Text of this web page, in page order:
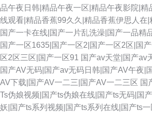
品午夜日韩|精品午夜一区|精品午夜影院|精
线观看|精品香蕉99久久|精品香蕉伊思人在|
国产一卡在线|国产一片乱洗澡|国产一品精
国产一区1635|国产一区2|国产一区2区|国
区2区三区|国产一区91 国产av天堂|国产av
国产AV无码|国产av无码日韩|国产AV午夜|
AV下载|国产AV一二三|国产AV一二三区 国
Ts伪娘视频|国产ts伪娘在线|国产ts无码|国
妖|国产ts系列视频|国产ts系列在线|国产ts